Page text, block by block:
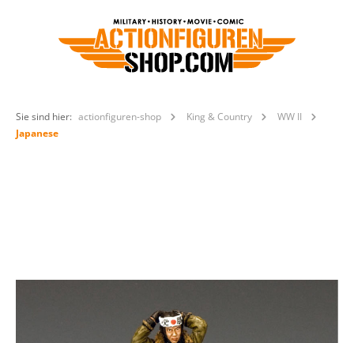
Sie sind hier: actionfiguren-shop King & Country
WW II
Japanese